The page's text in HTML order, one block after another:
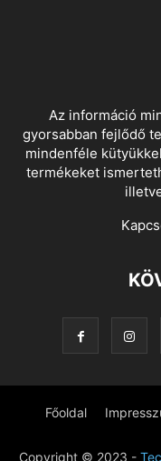
Az információ
gyorsabban fejlődő
mindenféle
termékeket
Főoldal
Copyright © 2023 -